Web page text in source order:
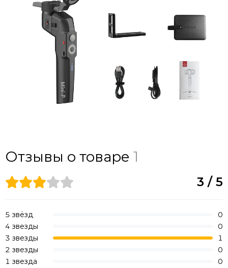
Отзывы о товаре 1
3 / 5
5 звёзд
0
4 звезды
0
3 звезды
1
2 звезды
0
1 звезда
0